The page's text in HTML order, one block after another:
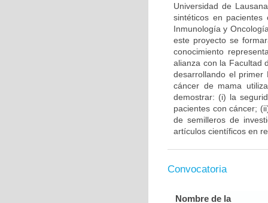
Universidad de
sintéticos en pacientes
Inmunología y
este proyecto se
conocimiento
alianza con la Facultad
desarrollando el primer
cáncer de mama
demostrar: (i) la
pacientes con cáncer;
de semilleros de
artículos científicos en
Convocatoria
Nombre de la